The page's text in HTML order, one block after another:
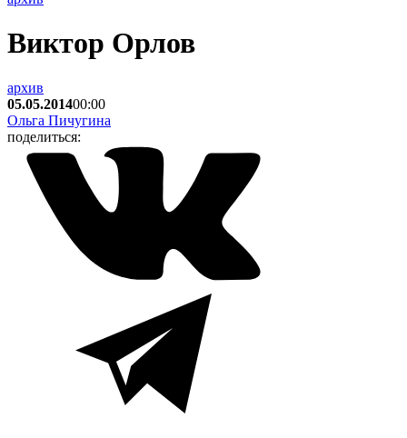
Виктор Орлов
архив
05.05.201400:00
Ольга Пичугина
поделиться: